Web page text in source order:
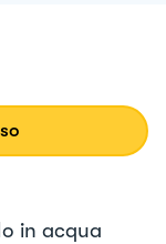
in acqua